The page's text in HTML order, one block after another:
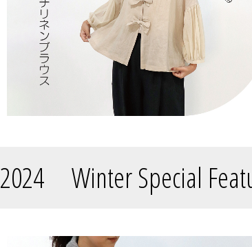
2024 Winter Special